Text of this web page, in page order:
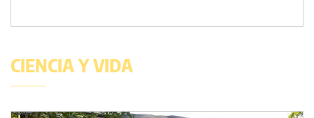
CIENCIA Y VIDA